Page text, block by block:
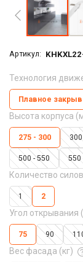
Артикул:
Технология
Плавное
Высота корпуса
275 - 300
500 - 550 550
Количество
1 2
Угол открывания
75 90
Вес фасада (кг)